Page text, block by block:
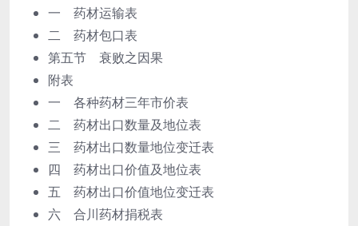
一 药材运输表
二 药材包口表
第五节 衰败之因果
附表
一 各种药材三年市价表
二 药材出口数量及地位表
三 药材出口数量地位变迁表
四 药材出口价值及地位表
五 药材出口价值地位变迁表
六 合川药材捐税表